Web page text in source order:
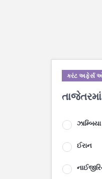
કરંટ અફેર્સ
ઝામ્બિયા
ઈરાન